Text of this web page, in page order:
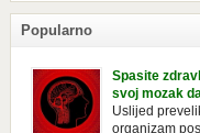
Popularno
Spasite
svoj mozak
Uslijed
organizam